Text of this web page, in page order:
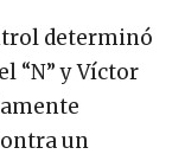
determinó
“N” y Víctor
un